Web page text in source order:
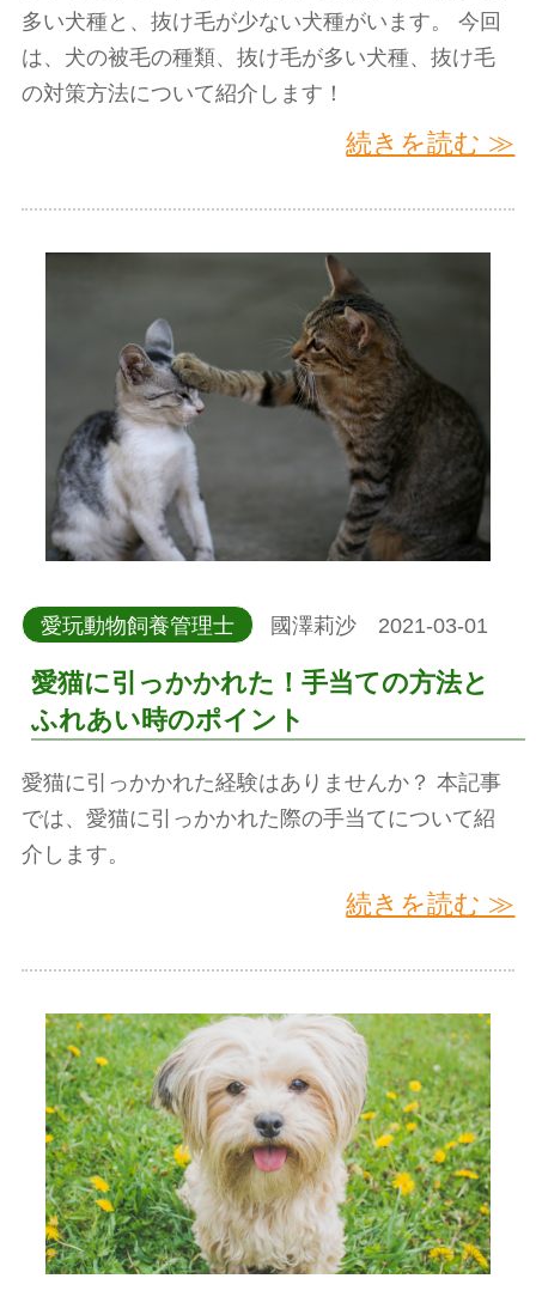
多い犬種と、抜け毛が少ない犬種がいます。 今回
は、犬の被毛の種類、抜け毛が多い犬種、抜け毛
の対策方法について紹介します！
続きを読む ≫
愛玩動物飼養管理士 國澤莉沙 2021-03-01
愛猫に引っかかれた！手当ての方法と
ふれあい時のポイント
愛猫に引っかかれた経験はありませんか？ 本記事
では、愛猫に引っかかれた際の手当てについて紹
介します。
続きを読む ≫